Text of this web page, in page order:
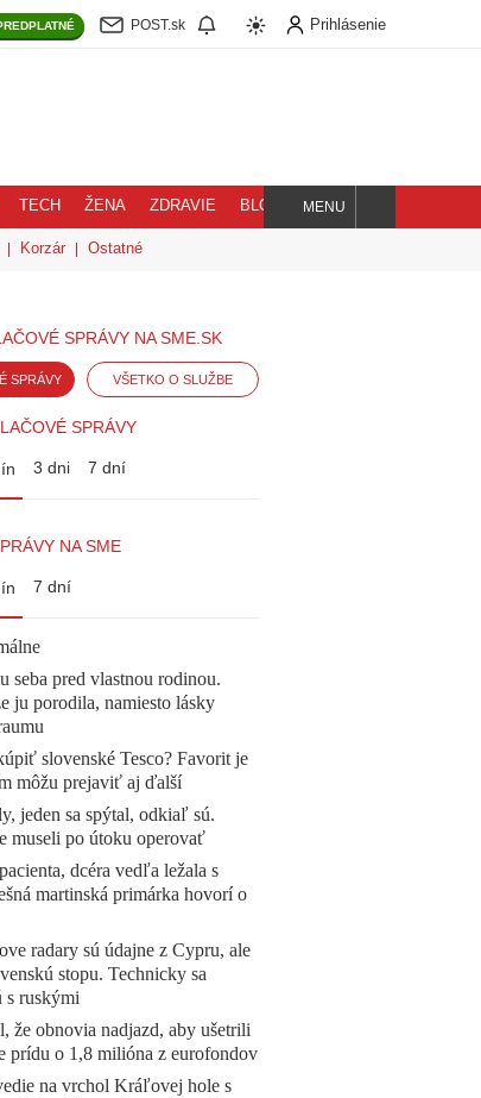
POST.sk Prihlásenie
TECH ŽENA ZDRAVIE BLOG
Hľadaj
MENU
Korzár Ostatné
SPRÁVY NA SME.SK
SPRÁVY VŠETKO O SLUŽBE
SPRÁVY
3 dni 7 dní
NA SME
7 dní
seba pred vlastnou rodinou.
ju porodila, namiesto lásky
slovenské Tesco? Favorit je
môžu prejaviť aj ďalší
jeden sa spýtal, odkiaľ sú.
museli po útoku operovať
dcéra vedľa ležala s
martinská primárka hovorí o
radary sú údajne z Cypru, ale
stopu. Technicky sa
s ruskými
že obnovia nadjazd, aby ušetrili
prídu o 1,8 milióna z eurofondov
na vrchol Kráľovej hole s